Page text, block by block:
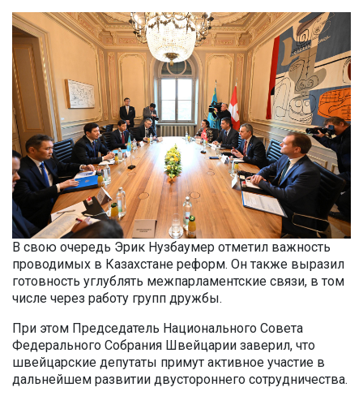
В свою очередь Эрик Нузбаумер отметил важность
проводимых в Казахстане реформ. Он также выразил
готовность углублять межпарламентские связи, в том
числе через работу групп дружбы.
При этом Председатель Национального Совета
Федерального Собрания Швейцарии заверил, что
швейцарские депутаты примут активное участие в
дальнейшем развитии двустороннего сотрудничества.